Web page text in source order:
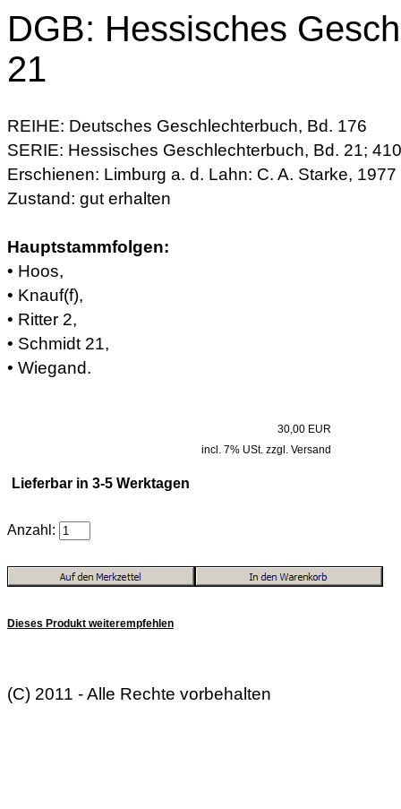
DGB: Hessisches
21
REIHE: Deutsches Geschlechterbuch, Bd. 176
SERIE: Hessisches Geschlechterbuch, Bd. 21;
Erschienen: Limburg a. d. Lahn: C. A. Starke, 1977
Zustand: gut erhalten
Hauptstammfolgen:
• Hoos,
• Knauf(f),
• Ritter 2,
• Schmidt 21,
• Wiegand.
30,00 EUR
incl. 7% USt. zzgl. Versand
Lieferbar in 3-5 Werktagen
Anzahl:
Dieses Produkt weiterempfehlen
(C) 2011 - Alle Rechte vorbehalten